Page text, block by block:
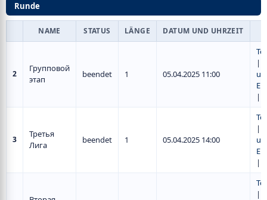
Runde
NAME STATUS LÄNGE DATUM UND UHRZEIT
2
Групповой
этап
beendet 1 05.04.2025 11:00
|
|
3
Третья
Лига
beendet 1 05.04.2025 14:00
|
|
|